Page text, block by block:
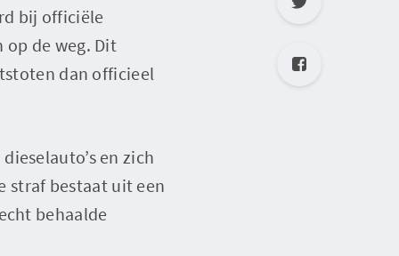
bij officiële
de weg. Dit
dan officieel
en zich
straf bestaat uit een
behaalde